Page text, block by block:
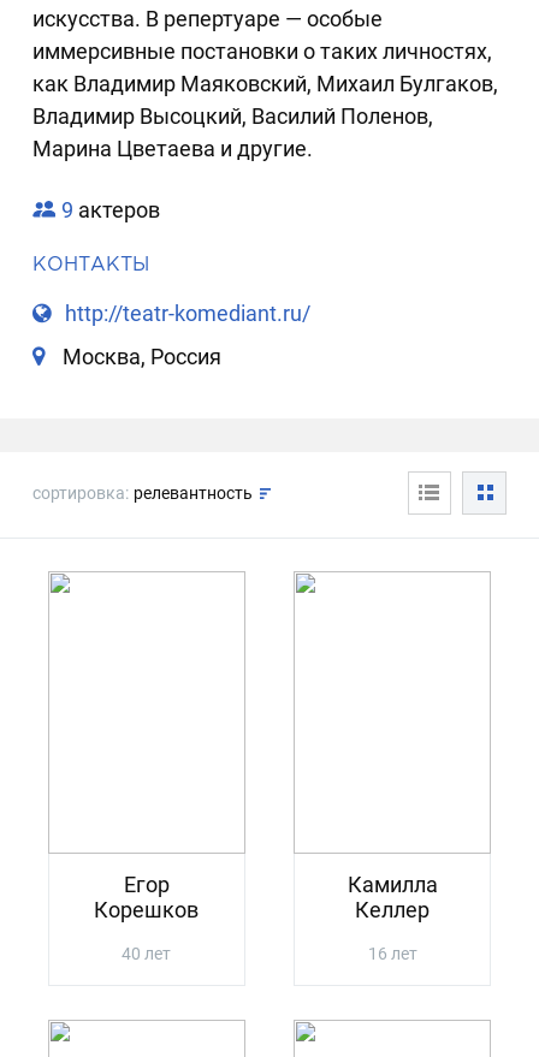
искусства. В репертуаре — особые
иммерсивные постановки о таких личностях,
как Владимир Маяковский, Михаил Булгаков,
Владимир Высоцкий, Василий Поленов,
Марина Цветаева и другие.
9 актеров
КОНТАКТЫ
http://teatr-komediant.ru/
Москва, Россия
сортировка: релевантность
Егор
Корешков
40 лет
Камилла
Келлер
16 лет